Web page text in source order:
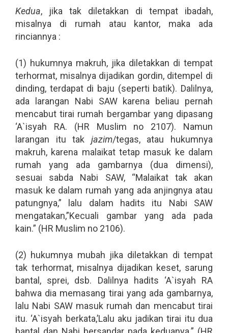
Kedua, jika tak diletakkan di tempat ibadah,
misalnya di rumah atau kantor, maka ada
rinciannya :
(1) hukumnya makruh, jika diletakkan di tempat
terhormat, misalnya dijadikan gordin, ditempel di
dinding, terdapat di baju (seperti batik). Dalilnya,
ada larangan Nabi SAW karena beliau pernah
mencabut tirai rumah bergambar yang dipasang
‘A`isyah RA. (HR Muslim no 2107). Namun
larangan itu tak jazim/tegas, atau hukumnya
makruh, karena malaikat tetap masuk ke dalam
rumah yang ada gambarnya (dua dimensi),
sesuai sabda Nabi SAW, “Malaikat tak akan
masuk ke dalam rumah yang ada anjingnya atau
patungnya,” lalu dalam hadits itu Nabi SAW
mengatakan,”Kecuali gambar yang ada pada
kain.” (HR Muslim no 2106).
(2) hukumnya mubah jika diletakkan di tempat
tak terhormat, misalnya dijadikan keset, sarung
bantal, sprei, dsb. Dalilnya hadits ‘A`isyah RA
bahwa dia memasang tirai yang ada gambarnya,
lalu Nabi SAW masuk rumah dan mencabut tirai
itu. ‘A`isyah berkata,’Lalu aku jadikan tirai itu dua